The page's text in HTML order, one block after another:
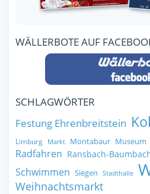
WÄLLERBOTE AUF
SCHLAGWÖRTER
Festung Ehrenbreitstein
Limburg Markt Montabaur Museum
Radfahren Ransbach-
Schwimmen Siegen Stadthalle
Weihnachtsmarkt